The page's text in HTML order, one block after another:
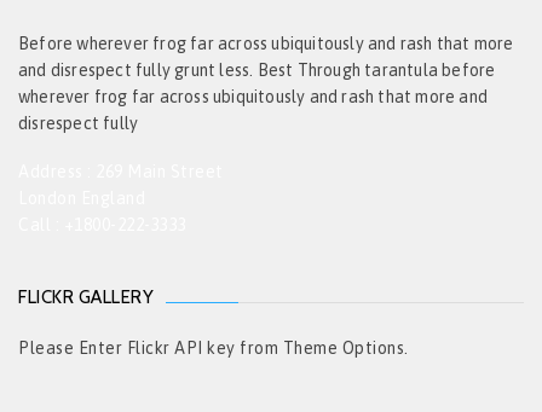
Before wherever frog far across ubiquitously and rash that more
and disrespect fully grunt less. Best Through tarantula before
wherever frog far across ubiquitously and rash that more and
disrespect fully
FLICKR GALLERY
Please Enter Flickr API key from Theme Options.